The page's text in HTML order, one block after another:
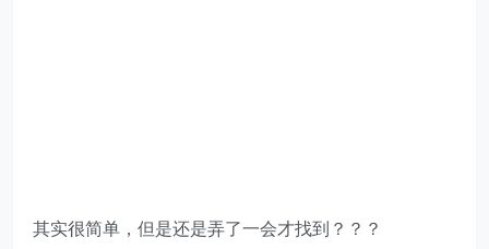
其实很简单，但是还是弄了一会才找到？？？